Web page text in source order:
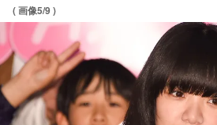
( 画像5/9 )